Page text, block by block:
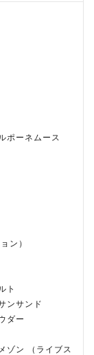
ポーネムース
ン）
ト
ンサンド
ダー
ン （ライブス